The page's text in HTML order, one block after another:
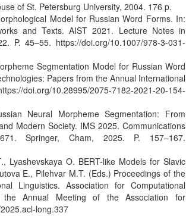
of St. Petersburg University, 2004. 176 p.
Model for Russian Word Forms. In:
and Texts. AIST 2021. Lecture Notes in
P. 45–55. https://doi.org/10.1007/978-3-031-
Segmentation Model for Russian Word
Papers from the Annual International
doi.org/10.28995/2075-7182-2021-20-154-
Neural Morpheme Segmentation: From
Modern Society. IMS 2025. Communications
Springer, Cham, 2025. P. 157–167.
Lyashevskaya O. BERT-like Models for Slavic
E., Pilehvar M.T. (Eds.) Proceedings of the
Linguistics. Association for Computational
the Annual Meeting of the Association for
long.337